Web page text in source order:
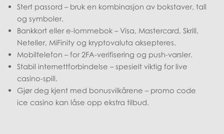
Stert passord – bruk en kombinasjon av bokstaver, tall
og symboler.
Bankkort eller e-lommebok – Visa, Mastercard, Skrill,
Neteller, MiFinity og kryptovaluta aksepteres.
Mobiltelefon – for 2FA-verifisering og push-varsler.
Stabil internettforbindelse – spesielt viktig for live
casino-spill.
Gjør deg kjent med bonusvilkårene – promo code
ice casino kan låse opp ekstra tilbud.